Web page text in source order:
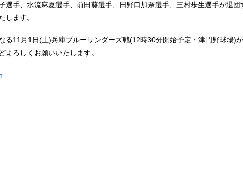
選手、水流麻夏選手、前田葵選手、日野口加奈選手、三村歩生選手が退団
します。
る11月1日(土)兵庫ブルーサンダーズ戦(12時30分開始予定・津門野球場)
よろしくお願いいたします。